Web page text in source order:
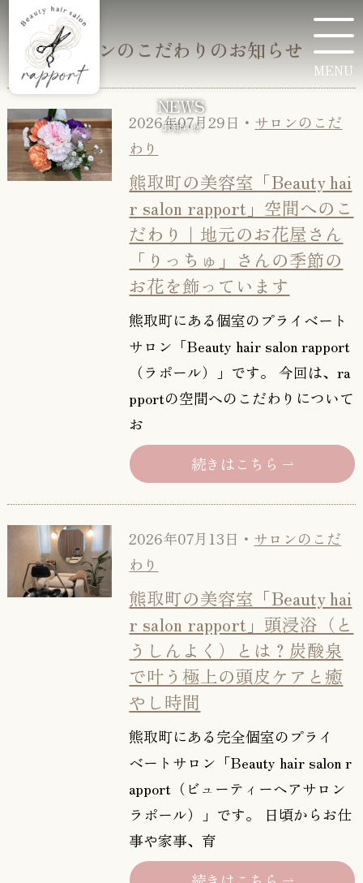
MENU
NEWS
お知らせ
サロンのこだわりのお知らせ
2026年07月29日・ サロンのこだ
わり
熊取町の美容室「Beauty hai
r salon rapport」空間へのこ
だわり｜地元のお花屋さん
「りっちゅ」さんの季節の
お花を飾っています
熊取町にある個室のプライベート
サロン「Beauty hair salon rapport
（ラポール）」です。 今回は、ra
pportの空間へのこだわりについて
お
続きはこちら
2026年07月13日・ サロンのこだ
わり
熊取町の美容室「Beauty hai
r salon rapport」頭浸浴（と
うしんよく）とは？炭酸泉
で叶う極上の頭皮ケアと癒
やし時間
熊取町にある完全個室のプライ
ベートサロン「Beauty hair salon r
apport（ビューティーヘアサロン
ラポール）」です。 日頃からお仕
事や家事、育